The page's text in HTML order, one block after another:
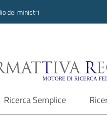
dei ministri
Ricerca Semplice